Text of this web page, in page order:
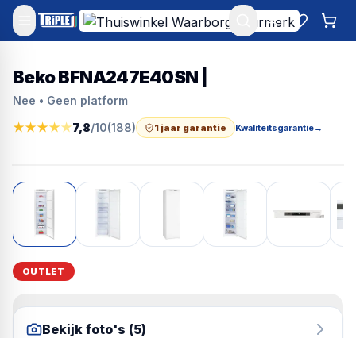
Mijn account
Beko BFNA247E40SN |
Nee • Geen platform
★★★★★7,8/10(188) 1 jaar garantie Kwaliteitsgarantie→
OUTLET
Bekijk foto's (5)